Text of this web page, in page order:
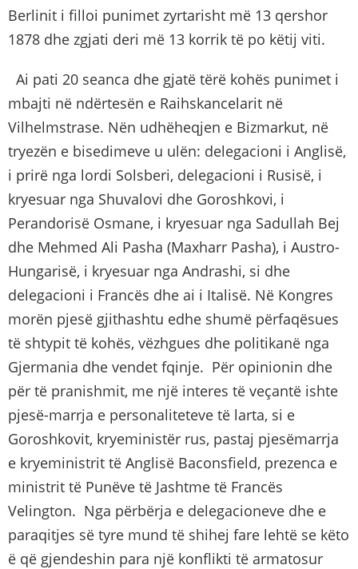
Berlinit i filloi punimet zyrtarisht më 13 qershor
1878 dhe zgjati deri më 13 korrik të po këtij viti.
Ai pati 20 seanca dhe gjatë tërë kohës punimet i
mbajti në ndërtesën e Raihskancelarit në
Vilhelmstrase. Nën udhëheqjen e Bizmarkut, në
tryezën e bisedimeve u ulën: delegacioni i Anglisë,
i prirë nga lordi Solsberi, delegacioni i Rusisë, i
kryesuar nga Shuvalovi dhe Goroshkovi, i
Perandorisë Osmane, i kryesuar nga Sadullah Bej
dhe Mehmed Ali Pasha (Maxharr Pasha), i Austro-
Hungarisë, i kryesuar nga Andrashi, si dhe
delegacioni i Francës dhe ai i Italisë. Në Kongres
morën pjesë gjithashtu edhe shumë përfaqësues
të shtypit të kohës, vëzhgues dhe politikanë nga
Gjermania dhe vendet fqinje. Për opinionin dhe
për të pranishmit, me një interes të veçantë ishte
pjesë-marrja e personaliteteve të larta, si e
Goroshkovit, kryeministër rus, pastaj pjesëmarrja
e kryeministrit të Anglisë Baconsfield, prezenca e
ministrit të Punëve të Jashtme të Francës
Velington. Nga përbërja e delegacioneve dhe e
paraqitjes së tyre mund të shihej fare lehtë se këto
ë që gjendeshin para një konflikti të armatosur